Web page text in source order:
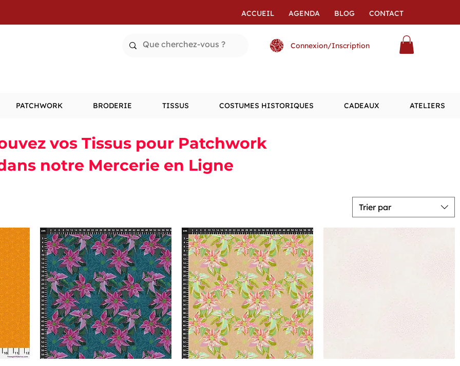
ACCUEIL AGENDA BLOG CONTACT
Connexion/Inscription
PATCHWORK BRODERIE TISSUS COSTUMES HISTORIQUES CADEAUX ATELIERS
vos Tissus pour Patchwork
notre Mercerie en Ligne
Trier par